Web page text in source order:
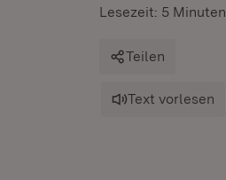
Lesezeit: 5 Minuten
Teilen
Text vorlesen